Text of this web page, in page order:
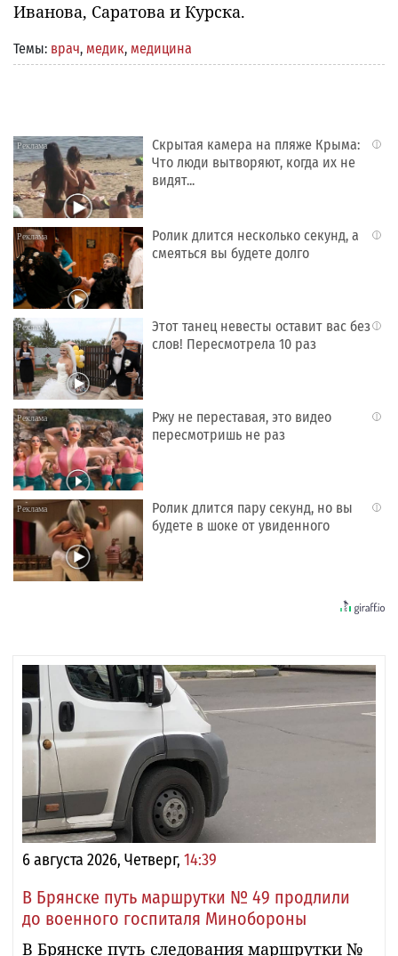
Иванова, Саратова и Курска.
Темы: врач, медик, медицина
i
Скрытая камера на пляже Крыма:
Что люди вытворяют, когда их не
видят...
i
Ролик длится несколько секунд, а
смеяться вы будете долго
i
Этот танец невесты оставит вас без
слов! Пересмотрела 10 раз
i
Ржу не переставая, это видео
пересмотришь не раз
i
Ролик длится пару секунд, но вы
будете в шоке от увиденного
6 августа 2026, Четверг, 14:39
В Брянске путь маршрутки № 49 продлили
до военного госпиталя Минобороны
В Брянске путь следования маршрутки №